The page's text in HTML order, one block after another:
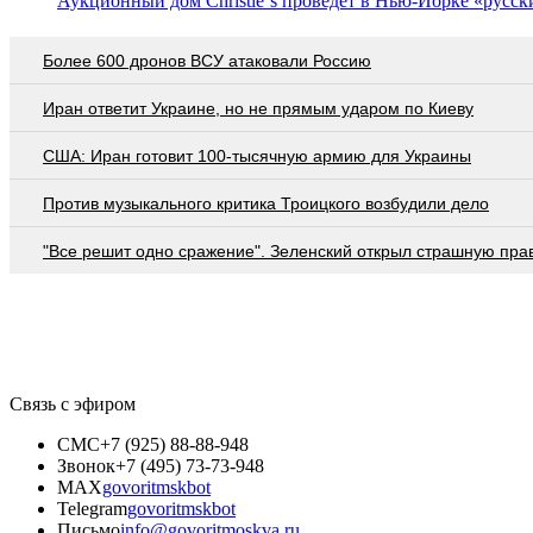
Более 600 дронов ВСУ атаковали Россию
Иран ответит Украине, но не прямым ударом по Киеву
США: Иран готовит 100-тысячную армию для Украины
Против музыкального критика Троицкого возбудили дело
"Все решит одно сражение". Зеленский открыл страшную
Связь с эфиром
СМС+7 (925) 88-88-948
Звонок+7 (495) 73-73-948
MAXgovoritmskbot
Telegramgovoritmskbot